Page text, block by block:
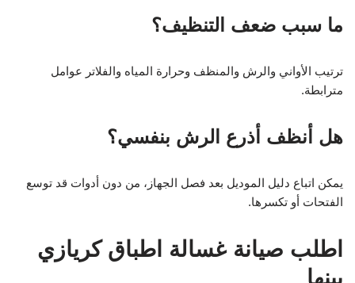
ما سبب ضعف التنظيف؟
ترتيب الأواني والرش والمنظف وحرارة المياه والفلاتر عوامل
مترابطة.
هل أنظف أذرع الرش بنفسي؟
يمكن اتباع دليل الموديل بعد فصل الجهاز، من دون أدوات قد توسع
الفتحات أو تكسرها.
اطلب صيانة غسالة اطباق كريازي
ببنها